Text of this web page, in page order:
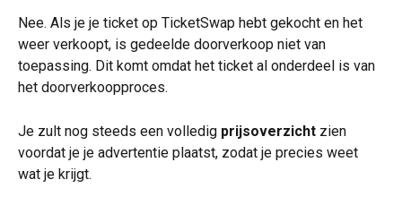
Nee. Als je je ticket op TicketSwap hebt gekocht en het
weer verkoopt, is gedeelde doorverkoop niet van
toepassing. Dit komt omdat het ticket al onderdeel is van
het doorverkoopproces.
Je zult nog steeds een volledig prijsoverzicht zien
voordat je je advertentie plaatst, zodat je precies weet
wat je krijgt.